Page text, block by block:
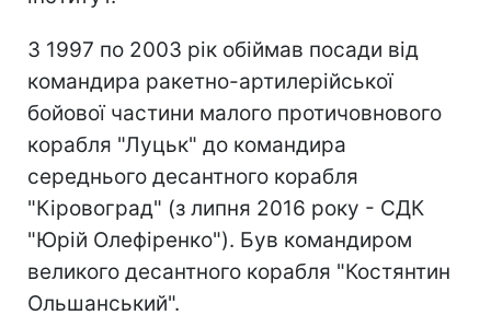
З 1997 по 2003 рік обіймав посади від
командира ракетно-артилерійської
бойової частини малого протичовнового
корабля "Луцьк" до командира
середнього десантного корабля
"Кіровоград" (з липня 2016 року - СДК
"Юрій Олефіренко"). Був командиром
великого десантного корабля "Костянтин
Ольшанський".